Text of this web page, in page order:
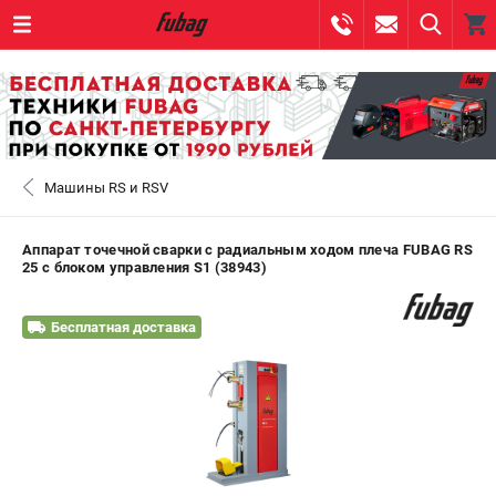
+7 (8112) 59-10-67 - ЗАКАЗ ЗАПЧАСТЕЙ
+7 (812) 317-60-57
САНКТ-ПЕТЕРБУРГ
0 ₽
Машины RS и RSV
Аппарат точечной сварки c радиальным ходом плеча FUBAG RS
25 с блоком управления S1 (38943)
Бесплатная доставка